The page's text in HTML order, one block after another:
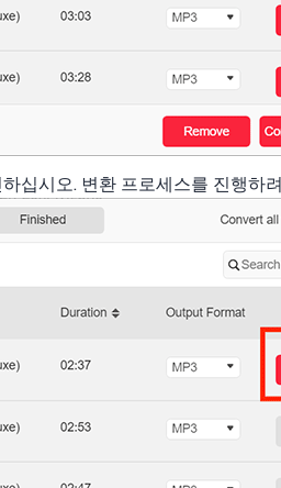
십시오. 변환 프로세스를 진행하